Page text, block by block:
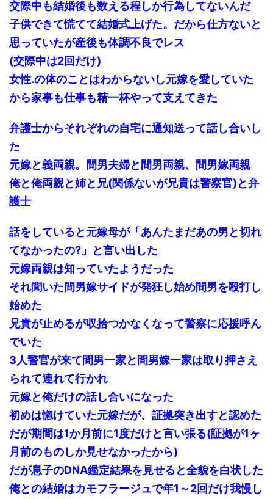
交際中も結婚後も数える程しか行為してないんだ
子供できて慌てて結婚式上げた。だから仕方ないと
思っていたが産後も体調不良でレス
(交際中は2回だけ)
女性.の体のことはわからないし元嫁を愛していた
から家事も仕事も精一杯やって支えてきた
弁護士からそれぞれの自宅に通知送って話し合いし
た
元嫁と義両親。間男夫婦と間男両親、間男嫁両親
俺と俺両親と姉と兄(関係ないが兄貴は警察官)と弁
護士
話をしていると元嫁母が「あんたまだあの男と切れ
てなかったの?」と言い出した
元嫁両親は知っていたようだった
それ聞いた間男嫁サイドが発狂し始め間男を殴打し
始めた
兄貴が止めるが収拾つかなくなって警察に応援呼ん
でいた
3人警官が来て間男一家と間男嫁一家は取り押さえ
られて連れて行かれ
元嫁と俺だけの話し合いになった
初めは惚けていた元嫁だが、証拠突き出すと認めた
だが期間は1か月前に1度だけと言い張る(証拠が1ヶ
月前のものしか見せなかったから)
だが息子のDNA鑑定結果を見せると全貌を白状した
俺との結婚はカモフラージュで年1～2回だけ我慢し